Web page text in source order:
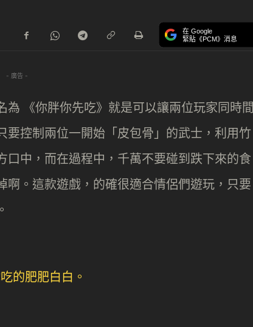
在 Google
緊貼《PCM》消息
- 廣告 -
《你胖你先吃》就是可以讓兩位玩家同時間
要控制兩位一開始「皮包骨」的武士，利用竹
中，而在過程中，千萬不要碰到跌下來的食
。這款遊戲，的確很適合情侶們遊玩，只要